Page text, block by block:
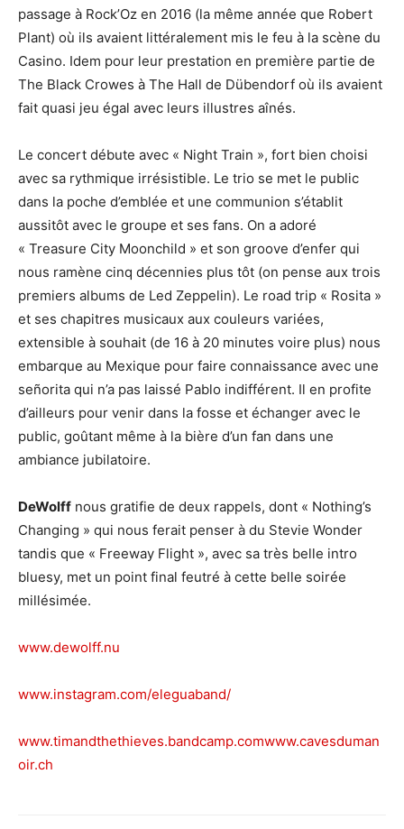
passage à Rock’Oz en 2016 (la même année que Robert
Plant) où ils avaient littéralement mis le feu à la scène du
Casino. Idem pour leur prestation en première partie de
The Black Crowes à The Hall de Dübendorf où ils avaient
fait quasi jeu égal avec leurs illustres aînés.
Le concert débute avec « Night Train », fort bien choisi
avec sa rythmique irrésistible. Le trio se met le public
dans la poche d’emblée et une communion s’établit
aussitôt avec le groupe et ses fans. On a adoré
« Treasure City Moonchild » et son groove d’enfer qui
nous ramène cinq décennies plus tôt (on pense aux trois
premiers albums de Led Zeppelin). Le road trip « Rosita »
et ses chapitres musicaux aux couleurs variées,
extensible à souhait (de 16 à 20 minutes voire plus) nous
embarque au Mexique pour faire connaissance avec une
señorita qui n’a pas laissé Pablo indifférent. Il en profite
d’ailleurs pour venir dans la fosse et échanger avec le
public, goûtant même à la bière d’un fan dans une
ambiance jubilatoire.
DeWolff nous gratifie de deux rappels, dont « Nothing’s
Changing » qui nous ferait penser à du Stevie Wonder
tandis que « Freeway Flight », avec sa très belle intro
bluesy, met un point final feutré à cette belle soirée
millésimée.
www.dewolff.nu
www.instagram.com/eleguaband/
www.timandthethieves.bandcamp.comwww.cavesduman
oir.ch